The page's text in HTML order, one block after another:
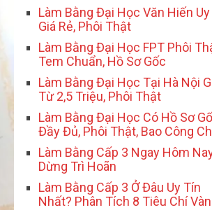
Làm Bằng Đại Học Văn Hiến Uy
Giá Rẻ, Phôi Thật
Làm Bằng Đại Học FPT Phôi
Tem Chuẩn, Hồ Sơ Gốc
Làm Bằng Đại Học Tại Hà Nội
Từ 2,5 Triệu, Phôi Thật
Làm Bằng Đại Học Có Hồ Sơ
Đầy Đủ, Phôi Thật, Bao Công
Làm Bằng Cấp 3 Ngay Hôm
Dừng Trì Hoãn
Làm Bằng Cấp 3 Ở Đâu Uy Tín
Nhất? Phân Tích 8 Tiêu Chí